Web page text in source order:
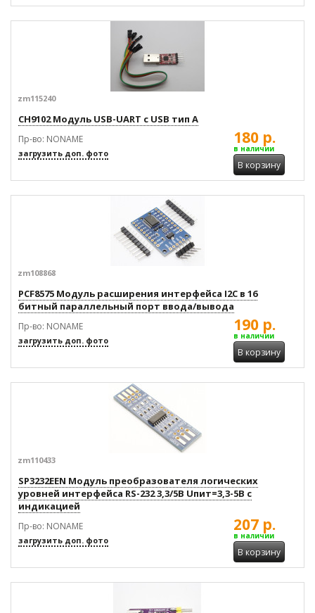
zm115240
CH9102 Модуль USB-UART с USB тип A
Пр-во: NONAME
загрузить доп. фото
180 р.
в наличии
В корзину
zm108868
PCF8575 Модуль расширения интерфейса I2C в 16
битный параллельный порт ввода/вывода
Пр-во: NONAME
загрузить доп. фото
190 р.
в наличии
В корзину
zm110433
SP3232EEN Модуль преобразователя логических
уровней интерфейса RS-232 3,3/5В Uпит=3,3-5В с
индикацией
Пр-во: NONAME
загрузить доп. фото
207 р.
в наличии
В корзину